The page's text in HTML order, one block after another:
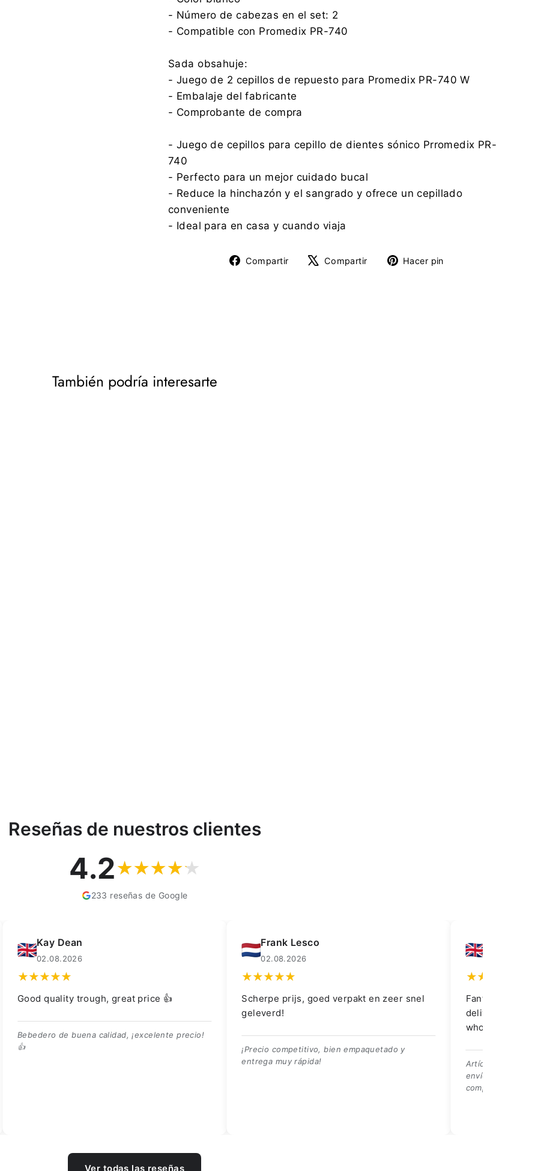
- Número de cabezas en el set: 2
- Compatible con Promedix PR-740
Sada obsahuje:
- Juego de 2 cepillos de repuesto para Promedix PR-740 W
- Embalaje del fabricante
- Comprobante de compra
- Juego de cepillos para cepillo de dientes sónico Prromedix PR-
740
- Perfecto para un mejor cuidado bucal
- Reduce la hinchazón y el sangrado y ofrece un cepillado
conveniente
- Ideal para en casa y cuando viaja
Compartir
Compartir
Compartir
TuitearHacer pin
También podría interesarte
Reseñas de nuestros clientes
4.2
233 reseñas de Google
Kay Dean
02.08.2026
Good quality trough, great price 👍
Bebedero de buena calidad, ¡excelente precio!
👍
Frank Lesco
02.08.2026
Scherpe prijs, goed verpakt en zeer snel
geleverd!
¡Precio competitivo, bien empaquetado y
entrega muy rápida!
Fantastic item
delivery and kit
whole purchase
Artículo
envío y el kit se
compra.
Ver todas las reseñas